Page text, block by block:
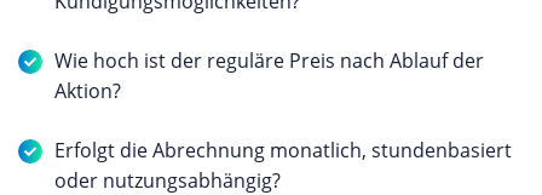
Wie hoch ist der reguläre Preis nach Ablauf der
Aktion?
Erfolgt die Abrechnung monatlich, stundenbasiert
oder nutzungsabhängig?